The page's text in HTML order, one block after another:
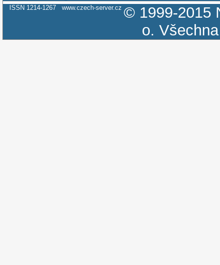
ISSN 1214-1267 www.czech-server.cz © 1999-2015
o.